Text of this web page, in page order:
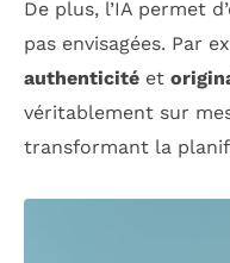
De plus, l’IA permet
pas envisagées. Par
authenticité et
véritablement sur
transformant la